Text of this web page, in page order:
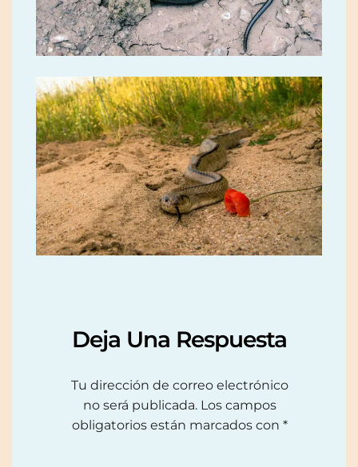
Deja Una Respuesta
Tu dirección de correo electrónico
no será publicada. Los campos
obligatorios están marcados con*